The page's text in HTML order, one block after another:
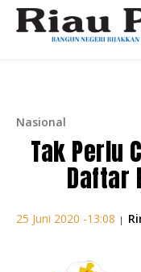
Nasional
Tak Perlu
Daftar
25 Juni 2020 -13:08 |